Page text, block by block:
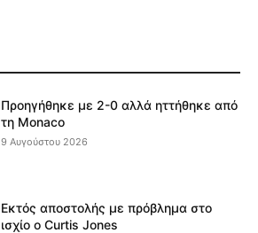
Προηγήθηκε με 2-0 αλλά ηττήθηκε από
τη Monaco
9 Αυγούστου 2026
Εκτός αποστολής με πρόβλημα στο
ισχίο ο Curtis Jones